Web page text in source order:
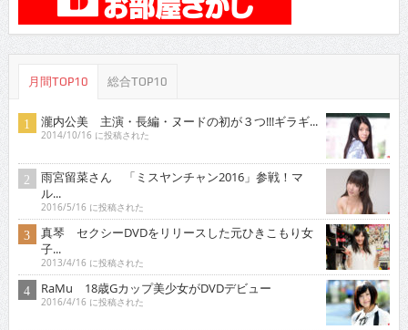
月間TOP10 総合TOP10
瀧内公美 主演・長編・ヌードの初が３つ!!!ギラギ...
2014/10/16 に投稿された
雨宮留菜さん 「ミスヤンチャン2016」参戦！マ
ル...
2016/5/16 に投稿された
真琴 セクシーDVDをリリースした元ひきこもり女
子...
2013/4/16 に投稿された
RaMu 18歳Gカップ美少女がDVDデビュー
2016/4/16 に投稿された